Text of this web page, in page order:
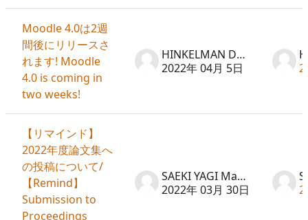
Moodle 4.0は2週
間後にリリースさ
れます! Moodle
4.0 is coming in
two weeks!
HINKELMAN Don
2022年 04月 5日
【リマインド】
2022年度論文集へ
の投稿について/
【Remind】
Submission to
Proceedings
SAEKI YAGI Machiko
2022年 03月 30日